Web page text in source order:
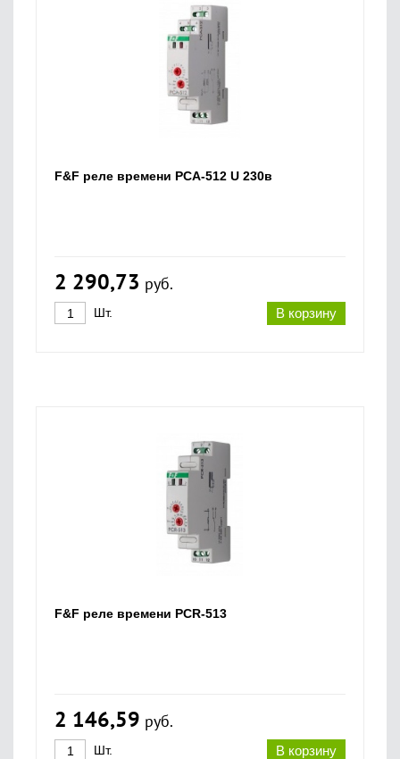
F&F реле времени PCA-512 U 230в
2 290,73 руб.
В корзину
Шт.
F&F реле времени PCR-513
2 146,59 руб.
В корзину
Шт.